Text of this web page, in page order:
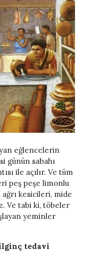
eğlencelerin
günün sabahı
ile açılır. Ve tüm
peş peşe limonlu
kesicileri, mide
Ve tabi ki, töbeler
yeminler
tedavi